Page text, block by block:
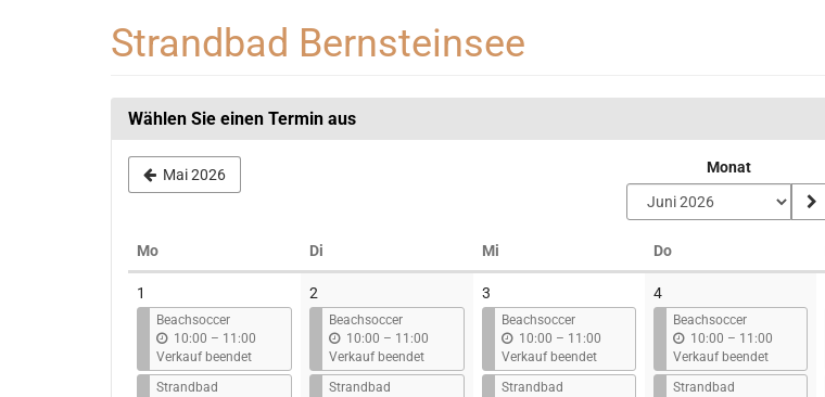
Strandbad Bernsteinsee
Wählen Sie einen Termin aus
Mai 2026 Monat
MoMontag Di Mi DoDonnerstag
1
Beachsoccer
10:00 – b
i
s
11:00
Verkauf beendet
Strandbad
2
Beachsoccer
10:00 – b
i
s
11:00
Verkauf beendet
Strandbad
3
Beachsoccer
10:00 – b
i
s
11:00
Verkauf beendet
Strandbad
4
Beachsoccer
10:00 – b
i
s
11:00
Verkauf beendet
Strandbad